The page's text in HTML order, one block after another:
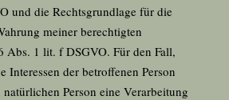
und die Rechtsgrundlage für die
meiner berechtigten
Abs. 1 lit. f DSGVO. Für den Fall,
Interessen der betroffenen Person
Person eine Verarbeitung